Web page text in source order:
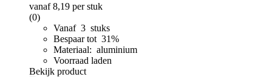
vanaf8,19 per stuk
(0)
Vanaf 3 stuks
Bespaar tot 31%
Materiaal: aluminium
Voorraad laden
Bekijk product